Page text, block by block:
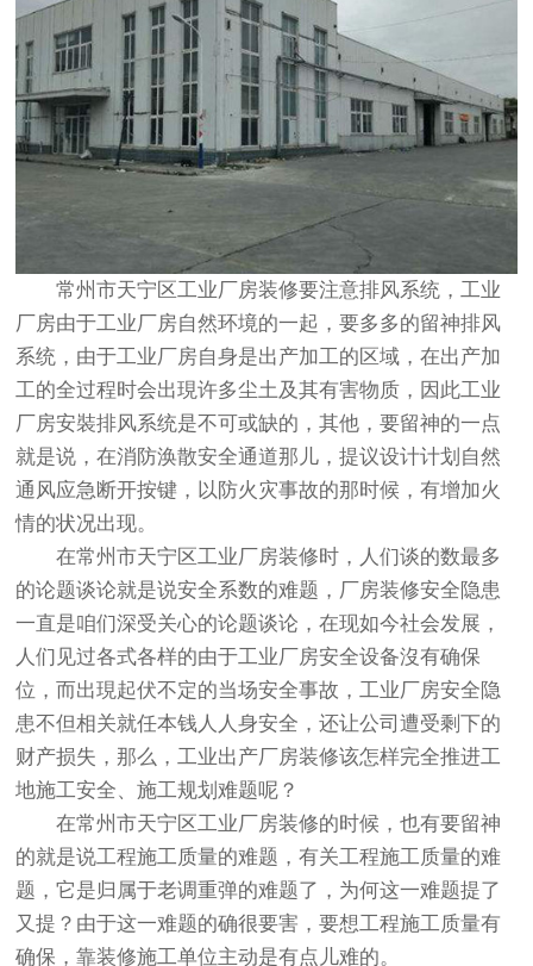
常州市天宁区工业厂房装修要注意排风系统，工业
厂房由于工业厂房自然环境的一起，要多多的留神排风
系统，由于工业厂房自身是出产加工的区域，在出产加
工的全过程时会出現许多尘土及其有害物质，因此工业
厂房安裝排风系统是不可或缺的，其他，要留神的一点
就是说，在消防涣散安全通道那儿，提议设计计划自然
通风应急断开按键，以防火灾事故的那时候，有增加火
情的状况出现。
在常州市天宁区工业厂房装修时，人们谈的数最多
的论题谈论就是说安全系数的难题，厂房装修安全隐患
一直是咱们深受关心的论题谈论，在现如今社会发展，
人们见过各式各样的由于工业厂房安全设备沒有确保
位，而出現起伏不定的当场安全事故，工业厂房安全隐
患不但相关就任本钱人人身安全，还让公司遭受剩下的
财产损失，那么，工业出产厂房装修该怎样完全推进工
地施工安全、施工规划难题呢？
在常州市天宁区工业厂房装修的时候，也有要留神
的就是说工程施工质量的难题，有关工程施工质量的难
题，它是归属于老调重弹的难题了，为何这一难题提了
又提？由于这一难题的确很要害，要想工程施工质量有
确保，靠装修施工单位主动是有点儿难的。